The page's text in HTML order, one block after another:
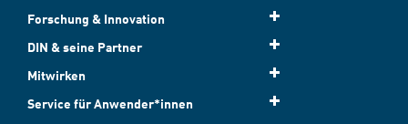
Forschung & Innovation
DIN & seine Partner
Mitwirken
Service für Anwender*innen